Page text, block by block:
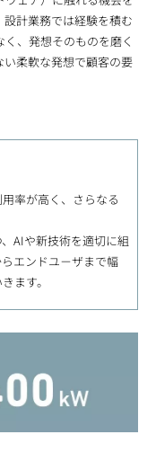
計業務では経験を積む
、発想そのものを磨く
柔軟な発想で顧客の要
率が高く、さらなる
AIや新技術を適切に組
エンドユ－ザまで幅
ます。